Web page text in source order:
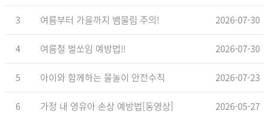
3 여름부터 가을까지 뱀물림 주의! 2026-07-30
4 여름철 벌쏘임 예방법!! 2026-07-30
5 아이와 함께하는 물놀이 안전수칙 2026-07-23
6 가정 내 영유아 손상 예방법[동영상] 2026-05-27